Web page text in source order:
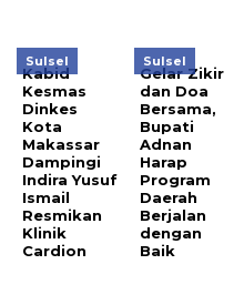
Sulsel
Kabid
Kesmas
Dinkes
Kota
Makassar
Dampingi
Indira Yusuf
Ismail
Resmikan
Klinik
Cardion
Sulsel
Gelar Zikir
dan Doa
Bersama,
Bupati
Adnan
Harap
Program
Daerah
Berjalan
dengan
Baik